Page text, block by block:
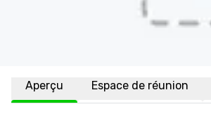
Aperçu Espace de réunion